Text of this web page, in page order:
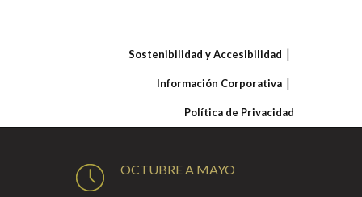
Sostenibilidad y Accesibilidad
Información Corporativa
Política de Privacidad
OCTUBRE A MAYO